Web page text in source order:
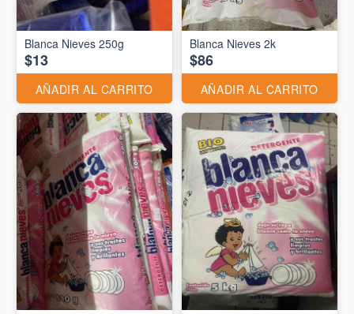
Blanca Nieves 250g
$13
AÑADIR AL CARRITO
Blanca Nieves 2k
$86
AÑADIR AL CARRITO